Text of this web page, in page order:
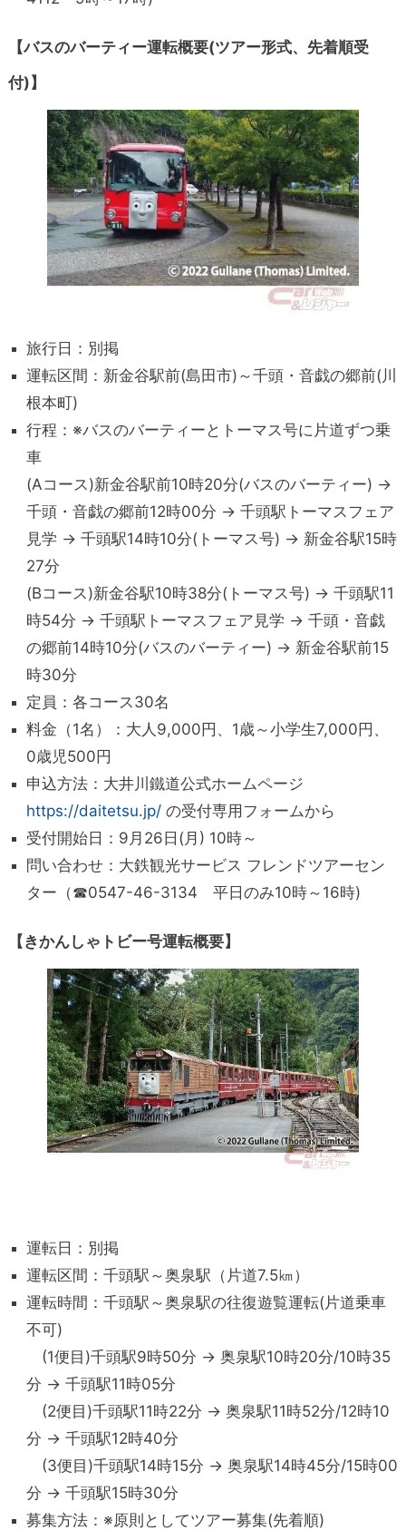
【バスのバーティー運転概要(ツアー形式、先着順受
付)】
旅行日：別掲
運転区間：新金谷駅前(島田市)～千頭・音戯の郷前(川
根本町)
行程：※バスのバーティーとトーマス号に片道ずつ乗
車
(Aコース)新金谷駅前10時20分(バスのバーティー) →
千頭・音戯の郷前12時00分 → 千頭駅トーマスフェア
見学 → 千頭駅14時10分(トーマス号) → 新金谷駅15時
27分
(Bコース)新金谷駅10時38分(トーマス号) → 千頭駅11
時54分 → 千頭駅トーマスフェア見学 → 千頭・音戯
の郷前14時10分(バスのバーティー) → 新金谷駅前15
時30分
定員：各コース30名
料金（1名）：大人9,000円、1歳～小学生7,000円、
0歳児500円
申込方法：大井川鐵道公式ホームページ
https://daitetsu.jp/の受付専用フォームから
受付開始日：9月26日(月) 10時～
問い合わせ：大鉄観光サービス フレンドツアーセン
ター（☎0547-46-3134 平日のみ10時～16時)
【きかんしゃトビー号運転概要】
運転日：別掲
運転区間：千頭駅～奥泉駅（片道7.5㎞）
運転時間：千頭駅～奥泉駅の往復遊覧運転(片道乗車
不可)
(1便目)千頭駅9時50分 → 奥泉駅10時20分/10時35
分 → 千頭駅11時05分
(2便目)千頭駅11時22分 → 奥泉駅11時52分/12時10
分 → 千頭駅12時40分
(3便目)千頭駅14時15分 → 奥泉駅14時45分/15時00
分 → 千頭駅15時30分
募集方法：※原則としてツアー募集(先着順)